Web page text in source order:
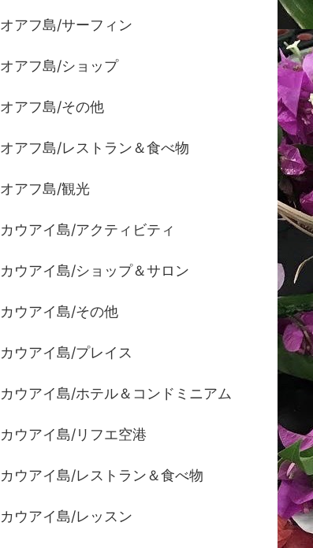
オアフ島/サーフィン
オアフ島/ショップ
オアフ島/その他
オアフ島/レストラン＆食べ物
オアフ島/観光
カウアイ島/アクティビティ
カウアイ島/ショップ＆サロン
カウアイ島/その他
カウアイ島/プレイス
カウアイ島/ホテル＆コンドミニアム
カウアイ島/リフエ空港
カウアイ島/レストラン＆食べ物
カウアイ島/レッスン